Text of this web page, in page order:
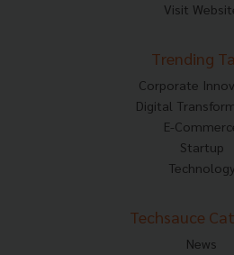
Visit
Trending
Corporate
Digital
E-
Startup
Technology
Techsauce
News